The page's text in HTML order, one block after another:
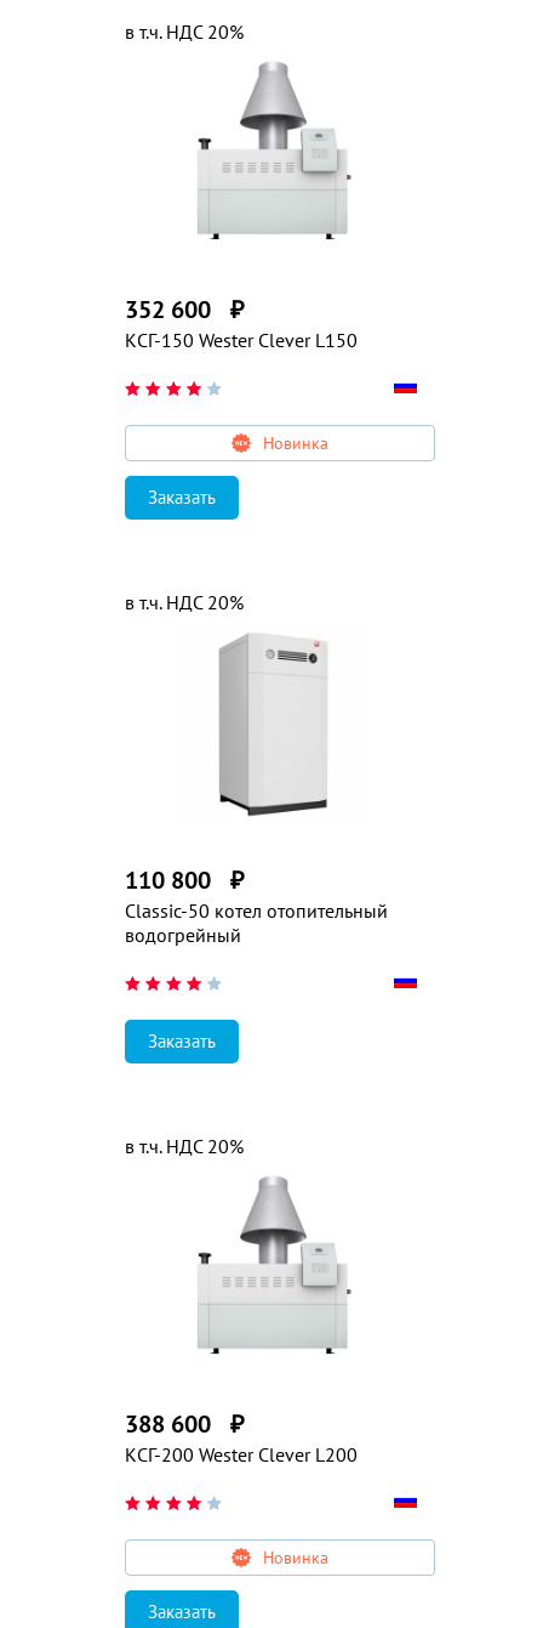
КСГ-150 Wester Clever L150
352 600 ₽
в т.ч. НДС 20%
Новинка
Заказать
Classic-50 котел отопительный
водогрейный
110 800 ₽
в т.ч. НДС 20%
Заказать
КСГ-200 Wester Clever L200
388 600 ₽
в т.ч. НДС 20%
Новинка
Заказать